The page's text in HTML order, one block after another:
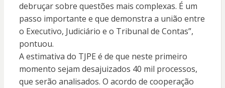
debruçar sobre questões mais complexas. É um
passo importante e que demonstra a união entre
o Executivo, Judiciário e o Tribunal de Contas”,
pontuou.
A estimativa do TJPE é de que neste primeiro
momento sejam desajuizados 40 mil processos,
que serão analisados. O acordo de cooperação